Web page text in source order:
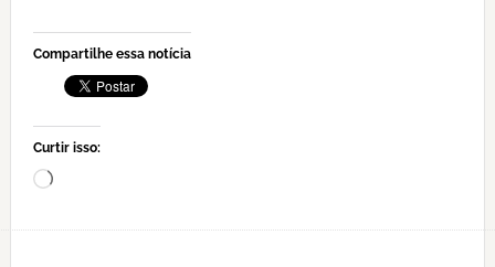
Compartilhe essa notícia
Curtir isso:
Carregando...